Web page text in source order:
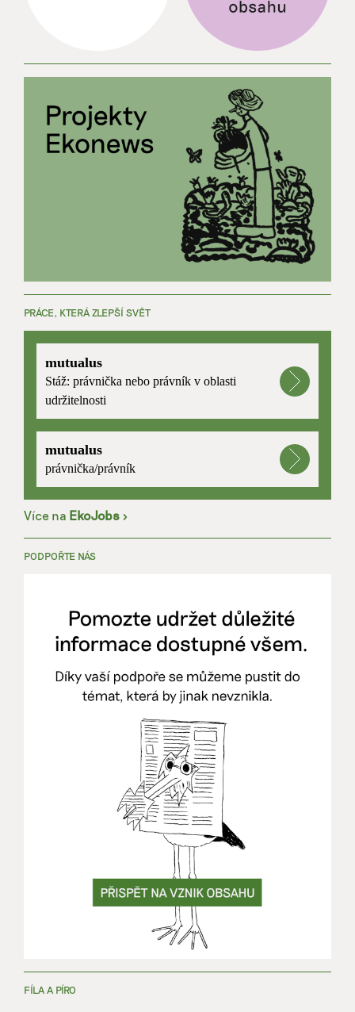
PRÁCE, KTERÁ ZLEPŠÍ SVĚT
mutualus
Stáž: právnička nebo právník v oblasti
udržitelnosti
mutualus
právnička/právník
Více na EkoJobs >
PODPOŘTE NÁS
FÍLA A PÍRO